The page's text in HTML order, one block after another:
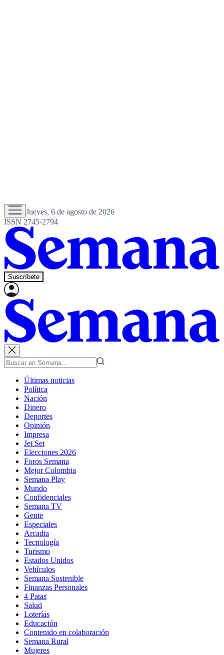
Jueves, 6 de agosto de 2026
ISSN 2745-2794
Suscríbete
Últimas noticias
Política
Nación
Dinero
Deportes
Opinión
Impresa
Jet Set
Elecciones 2026
Foros Semana
Mejor Colombia
Semana Play
Mundo
Confidenciales
Semana TV
Gente
Especiales
Arcadia
Tecnología
Turismo
Estados Unidos
Vehículos
Semana Sostenible
Finanzas Personales
4 Patas
Salud
Loterías
Educación
Contenido en colaboración
Semana Rural
Mujeres